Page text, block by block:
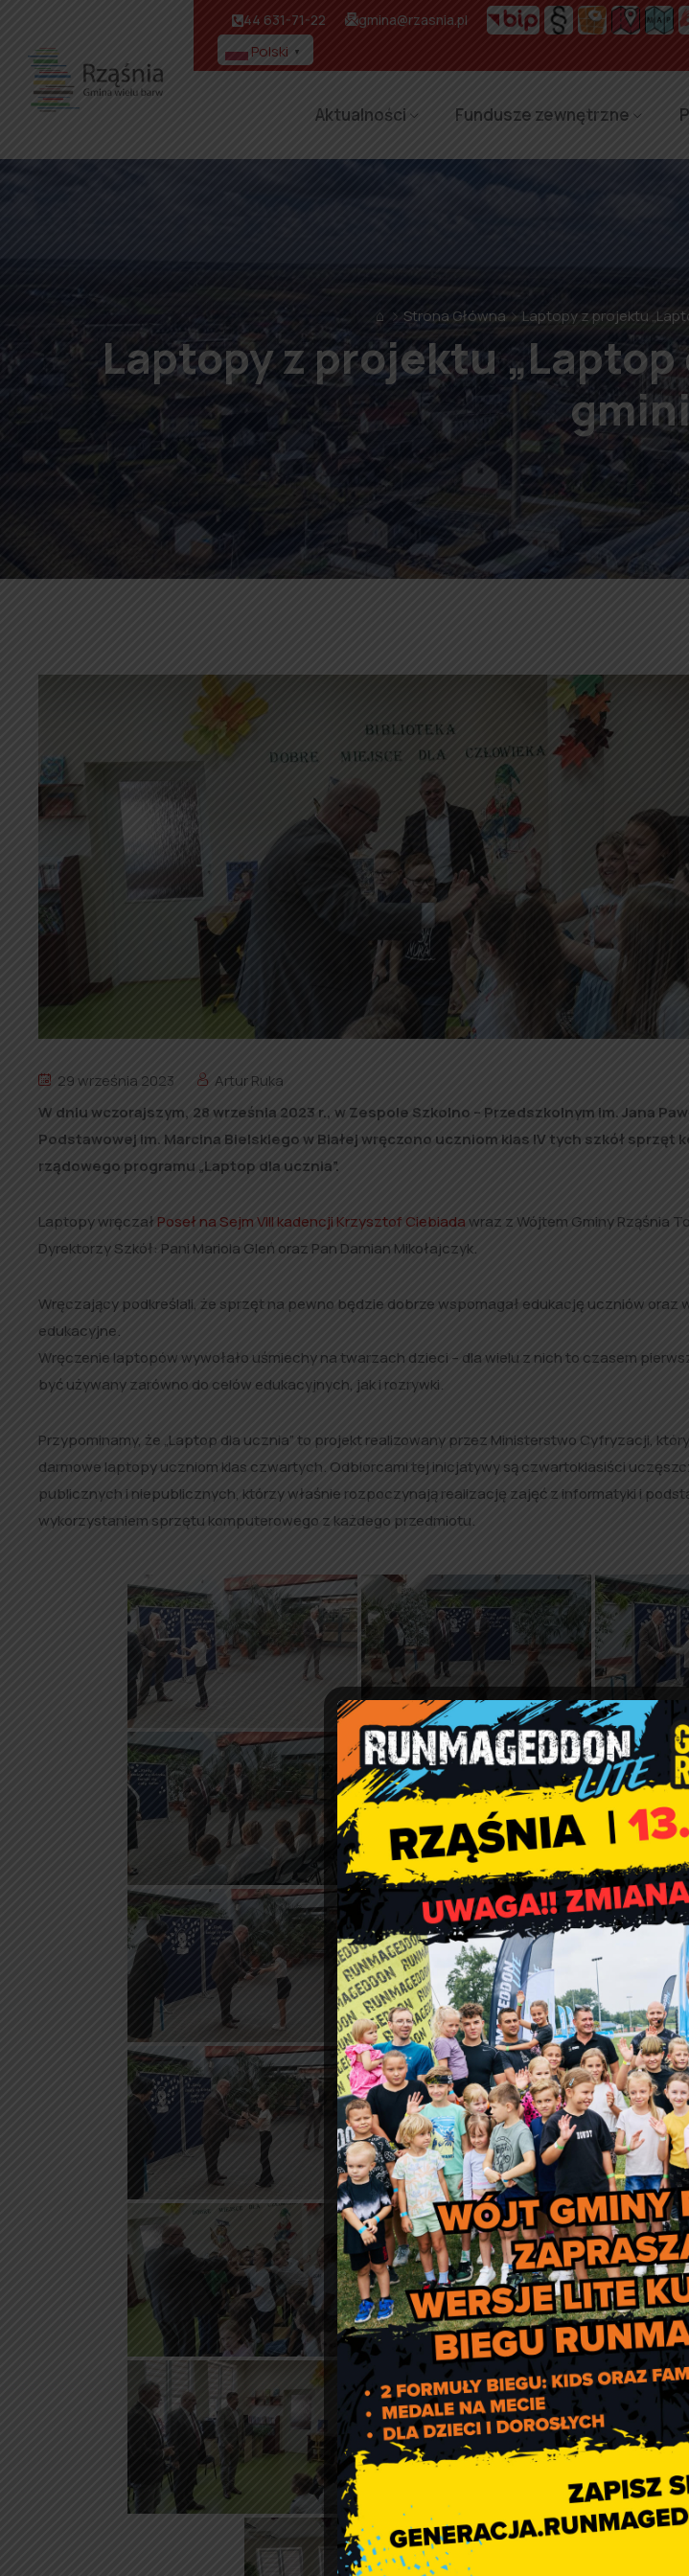
44 631-71-22 gmina@rzasnia.pl
Polski ▼
Aktualności Fundusze zewnętrzne
⌂ Strona Główna Laptopy z projektu
Laptopy z projektu
29 września 2023
Artur Ruka
W dniu wczorajszym, 28 września 2023 r., w Zespole Szkolno – Przedszkolnym im. Jana
Podstawowej im. Marcina Bielskiego w Białej wręczono uczniom klas IV tych szkół sprzęt
rządowego programu „Laptop dla ucznia”.
Laptopy wręczał Poseł na Sejm VIII kadencji Krzysztof Ciebiadawraz z Wójtem Gminy Rząśnia
Dyrektorzy Szkół: Pani Mariola Gleń oraz Pan Damian Mikołajczyk.
Wręczający podkreślali, że sprzęt na pewno będzie dobrze wspomagał edukację uczniów oraz
edukacyjne.
Wręczenie laptopów wywołało uśmiechy na twarzach dzieci – dla wielu z nich to czasem
być używany zarówno do celów edukacyjnych, jak i rozrywki.
Przypominamy, że „Laptop dla ucznia” to projekt realizowany przez Ministerstwo Cyfryzacji,
darmowe laptopy uczniom klas czwartych. Odbiorcami tej inicjatywy są czwartoklasiści
publicznych i niepublicznych, którzy właśnie rozpoczynają realizację zajęć z informatyki i
wykorzystaniem sprzętu komputerowego z każdego przedmiotu.